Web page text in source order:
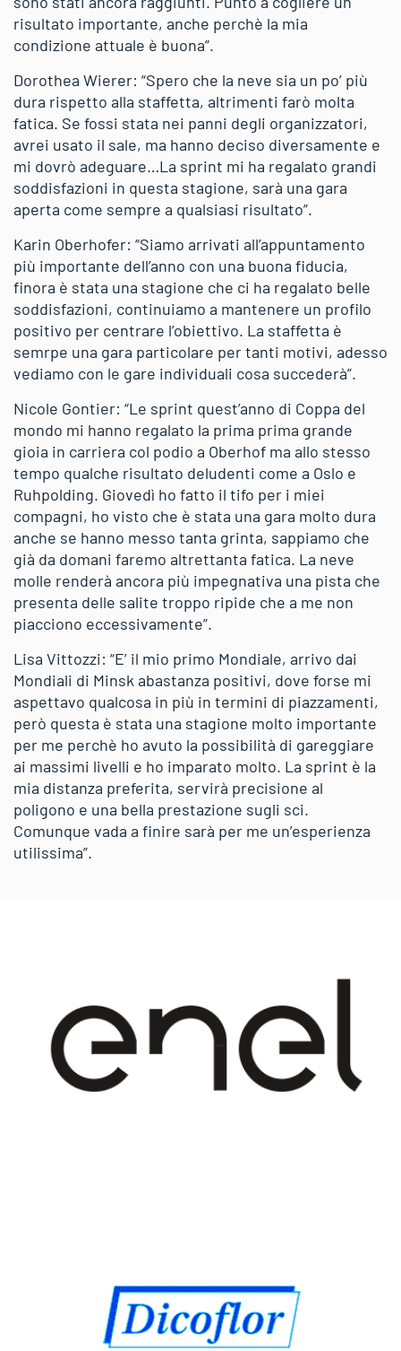
risultato importante, anche perchè la mia
condizione attuale è buona”.
Dorothea Wierer: “Spero che la neve sia un po’ più
dura rispetto alla staffetta, altrimenti farò molta
fatica. Se fossi stata nei panni degli organizzatori,
avrei usato il sale, ma hanno deciso diversamente e
mi dovrò adeguare…La sprint mi ha regalato grandi
soddisfazioni in questa stagione, sarà una gara
aperta come sempre a qualsiasi risultato”.
Karin Oberhofer: “Siamo arrivati all’appuntamento
più importante dell’anno con una buona fiducia,
finora è stata una stagione che ci ha regalato belle
soddisfazioni, continuiamo a mantenere un profilo
positivo per centrare l’obiettivo. La staffetta è
semrpe una gara particolare per tanti motivi, adesso
vediamo con le gare individuali cosa succederà”.
Nicole Gontier: “Le sprint quest’anno di Coppa del
mondo mi hanno regalato la prima prima grande
gioia in carriera col podio a Oberhof ma allo stesso
tempo qualche risultato deludenti come a Oslo e
Ruhpolding. Giovedì ho fatto il tifo per i miei
compagni, ho visto che è stata una gara molto dura
anche se hanno messo tanta grinta, sappiamo che
già da domani faremo altrettanta fatica. La neve
molle renderà ancora più impegnativa una pista che
presenta delle salite troppo ripide che a me non
piacciono eccessivamente”.
Lisa Vittozzi: “E’ il mio primo Mondiale, arrivo dai
Mondiali di Minsk abastanza positivi, dove forse mi
aspettavo qualcosa in più in termini di piazzamenti,
però questa è stata una stagione molto importante
per me perchè ho avuto la possibilità di gareggiare
ai massimi livelli e ho imparato molto. La sprint è la
mia distanza preferita, servirà precisione al
poligono e una bella prestazione sugli sci.
Comunque vada a finire sarà per me un’esperienza
utilissima”.